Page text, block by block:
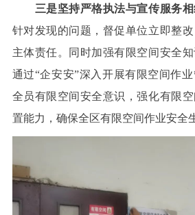
三是坚持严格执法与宣传服务相
针对发现的问题，督促单位立即整
主体责任。同时加强有限空间安全
通过“企安安”深入开展有限空间作
全员有限空间安全意识，强化有限
置能力，确保全区有限空间作业安全